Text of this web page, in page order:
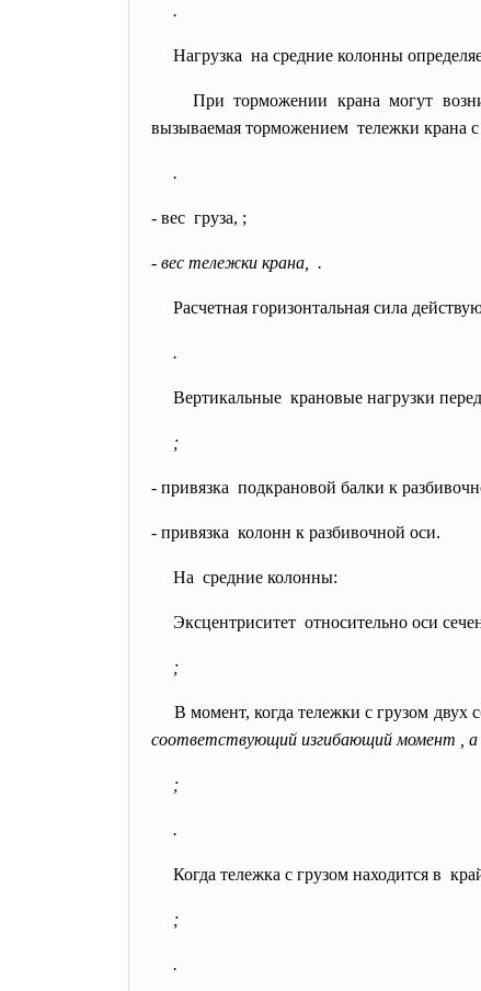
.
Нагрузка на средние колонны
При торможении крана могут
вызываемая торможением тележки крана
.
- вес груза, ;
- вес тележки крана, .
Расчетная горизонтальная сила
.
Вертикальные крановые нагрузки
;
- привязка подкрановой балки к
- привязка колонн к разбивочной оси.
На средние колонны:
Эксцентриситет относительно оси
;
В момент, когда тележки с грузом двух
соответствующий изгибающий момент , а
;
.
Когда тележка с грузом находится в
;
.